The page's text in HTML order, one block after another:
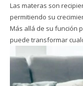
Las materas son
permitiendo su
Más allá de su función
puede transformar